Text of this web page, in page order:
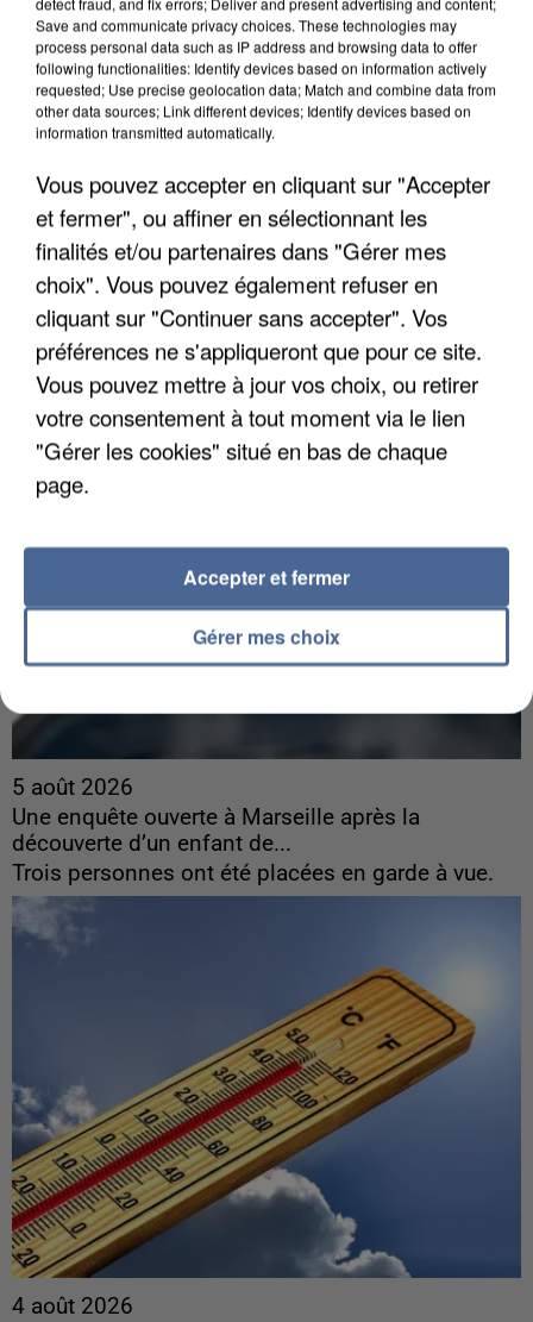
5 août 2026
L’un des fondateurs supposés de la DZ Mafia
interpellé en Algérie
Il est soupçonné d'y avoir mené ses opérations en
France.
5 août 2026
Une enquête ouverte à Marseille après la
découverte d’un enfant de...
Trois personnes ont été placées en garde à vue.
4 août 2026
Save and communicate privacy choices. These technologies may
process personal data such as IP address and browsing data to offer
following functionalities: Identify devices based on information actively
requested; Use precise geolocation data; Match and combine data from
other data sources; Link different devices; Identify devices based on
information transmitted automatically.
Vous pouvez accepter en cliquant sur "Accepter
et fermer", ou affiner en sélectionnant les
finalités et/ou partenaires dans "Gérer mes
choix". Vous pouvez également refuser en
cliquant sur "Continuer sans accepter". Vos
préférences ne s'appliqueront que pour ce site.
Vous pouvez mettre à jour vos choix, ou retirer
votre consentement à tout moment via le lien
"Gérer les cookies" situé en bas de chaque
page.
Gérer mes choix
Accepter et fermer